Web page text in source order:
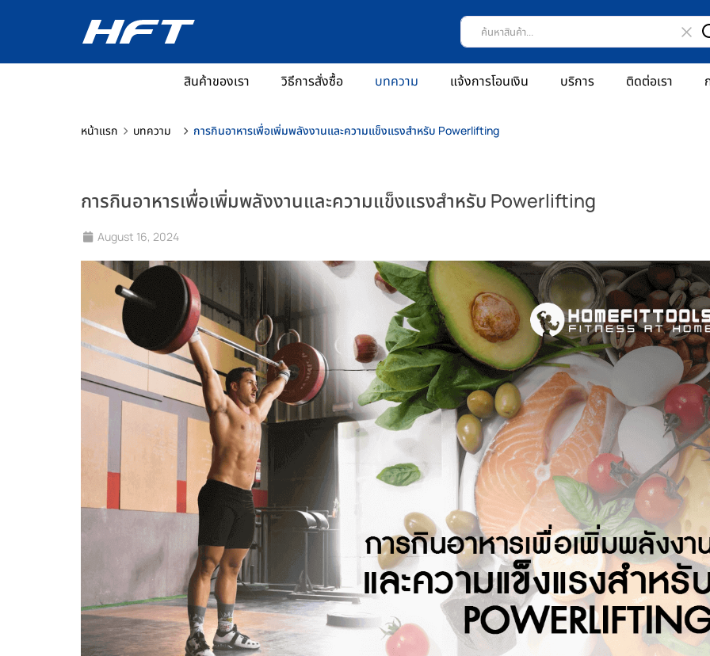
สินค้าของเรา วิธีการสั่งซื้อ บทความ แจ้งการโอนเงิน บริการ ติดต่อเรา
หน้าแรก บทความ การกินอาหารเพื่อเพิ่มพลังงานและความแข็งแรงสำหรับ Powerlifting
การกินอาหารเพื่อเพิ่มพลังงานและความแข็งแรงสำหรับ Powerlifting
August 16, 2024